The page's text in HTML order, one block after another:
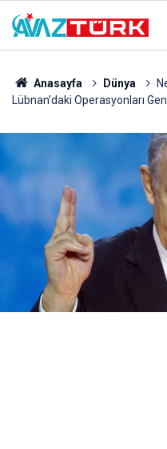
Anasayfa Dünya
Lübnan’daki Operasyonları